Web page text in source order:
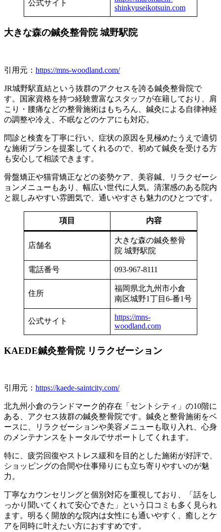
公式サイト
shinkyuseikotsuin.com
大きな森の鍼灸整骨院 城野駅院
引用元： https://mns-woodland.com/
JR城野駅直結という抜群のアクセスを誇る鍼灸整骨院で
す。国家資格を持つ経験豊富なスタッフが在籍しており、肩
こり・腰痛などの整骨施術はもちろん、鍼灸による自律神経
の調整や冷え、不眠などのケアにも対応。
問診と検査を丁寧に行い、症状の原因を見極めたうえで適切
な施術プランを提案してくれるので、初めて鍼灸を受ける方
も安心して相談できます。
骨盤矯正や猫背矯正などの姿勢ケア、美容鍼、リラクゼーシ
ョンメニューもあり、幅広い世代に人気。清潔感のある院内
と親しみやすい雰囲気で、通いやすさも魅力のひとつです。
項目 内容
店舗名
大きな森の鍼灸整骨
院 城野駅院
電話番号 093-967-8111
住所
福岡県北九州市小倉
南区城野1丁目6-番1号
公式サイト
https://mns-
woodland.com
KAEDE鍼灸整骨院 リラクゼーション
引用元： https://kaede-saintcity.com/
北九州小倉のランドマーク的存在「セントシティ」の10階に
ある、アクセス抜群の鍼灸整骨院です。鍼灸と整骨施術をベ
ースに、リラクゼーションや美容メニューも取り入れ、心身
のメンテナンスをトータルでサポートしてくれます。
特に、疲労回復やストレス緩和を目的とした施術が好評で、
ショッピングの合間や仕事帰りにも立ち寄りやすいのが魅
力。
丁寧なカウンセリングと個別対応を重視しており、「話をし
っかり聞いてくれて安心できた」という口コミも多く見られ
ます。明るく開放的な院内は女性にも通いやすく、癒しとケ
アを同時に叶えたい方におすすめです。